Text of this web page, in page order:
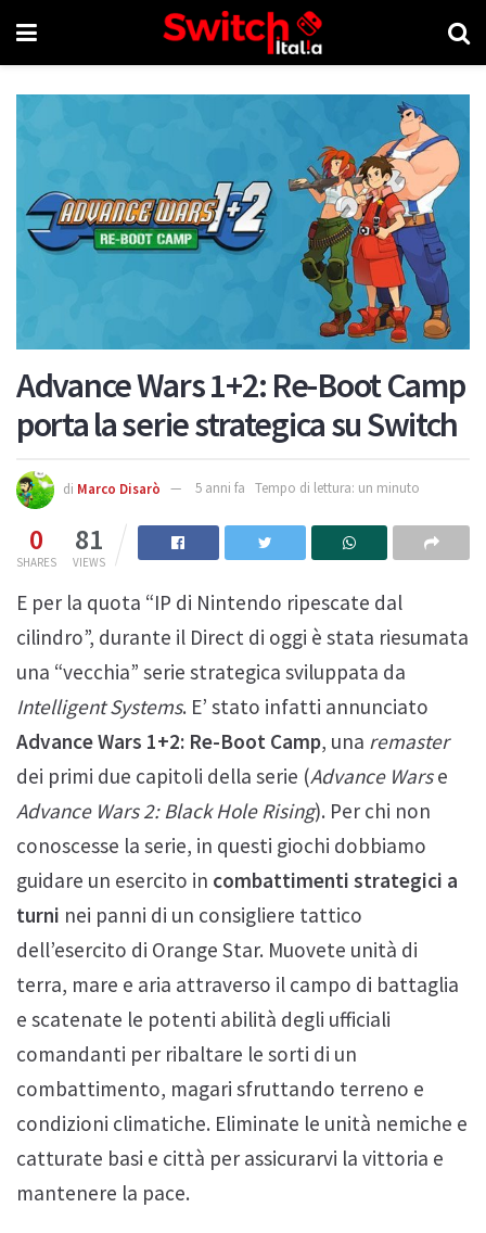
Advance Wars 1+2: Re-Boot Camp
porta la serie strategica su Switch
di Marco Disarò 5 anni fa Tempo di lettura: un minuto
0
SHARES
81
VIEWS
E per la quota “IP di Nintendo ripescate dal
cilindro”, durante il Direct di oggi è stata riesumata
una “vecchia” serie strategica sviluppata da
Intelligent Systems. E’ stato infatti annunciato
Advance Wars 1+2: Re-Boot Camp, una remaster
dei primi due capitoli della serie (Advance Warse
Advance Wars 2: Black Hole Rising). Per chi non
conoscesse la serie, in questi giochi dobbiamo
guidare un esercito in combattimenti strategici a
turni nei panni di un consigliere tattico
dell’esercito di Orange Star. Muovete unità di
terra, mare e aria attraverso il campo di battaglia
e scatenate le potenti abilità degli ufficiali
comandanti per ribaltare le sorti di un
combattimento, magari sfruttando terreno e
condizioni climatiche. Eliminate le unità nemiche e
catturate basi e città per assicurarvi la vittoria e
mantenere la pace.